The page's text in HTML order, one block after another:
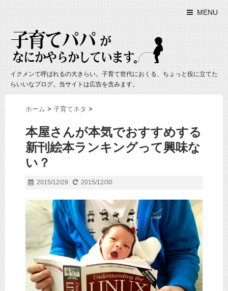
MENU
イクメンて呼ばれるの大きらい。子育て世代におくる、ちょっと役に立てた
らいいなブログ。当サイトは広告を含みます。
ホーム > 子育てネタ >
本屋さんが本気でおすすめする
新刊絵本ランキングって興味な
い？
2015/12/29 2015/12/30